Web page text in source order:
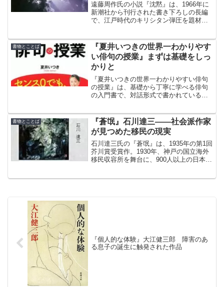
遠藤周作氏の小説『沈黙』は、1966年に
新潮社から刊行された書き下ろしの長編
で、江戸時代のキリシタン弾圧を題材に
書物とことば
『夏井いつきの世界一わかりやす
い俳句の授業』まずは基礎をしっ
かりと
『夏井いつきの世界一わかりやすい俳句
の授業』は、基礎から丁寧に学べる俳句
の入門書で、対話形式で書かれている。
る俳句の型を知れば、誰でも俳句を作れ
そうな気がする。
書物とことば
『蒼氓』石川達三――社会派作家
が見つめた移民の現実
石川達三氏の『蒼氓』は、1935年の第1回
芥川賞受賞作。1930年、神戸の国立海外
移民収容所を舞台に、900人以上の日本人
『個人的な体験』大江健三郎 障害のあ
る息子の誕生に触発された作品